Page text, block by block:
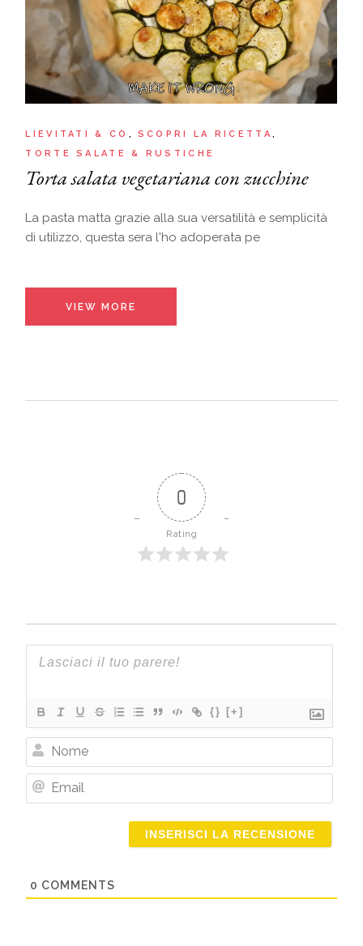
LIEVITATI & CO
SCOPRI LA RICETTA
TORTE SALATE & RUSTICHE
Torta salata vegetariana con zucchine
La pasta matta grazie alla sua versatilità e semplicità
di utilizzo, questa sera l'ho adoperata pe
VIEW MORE
0
Rating
{} [+]
Nome
0 COMMENTS